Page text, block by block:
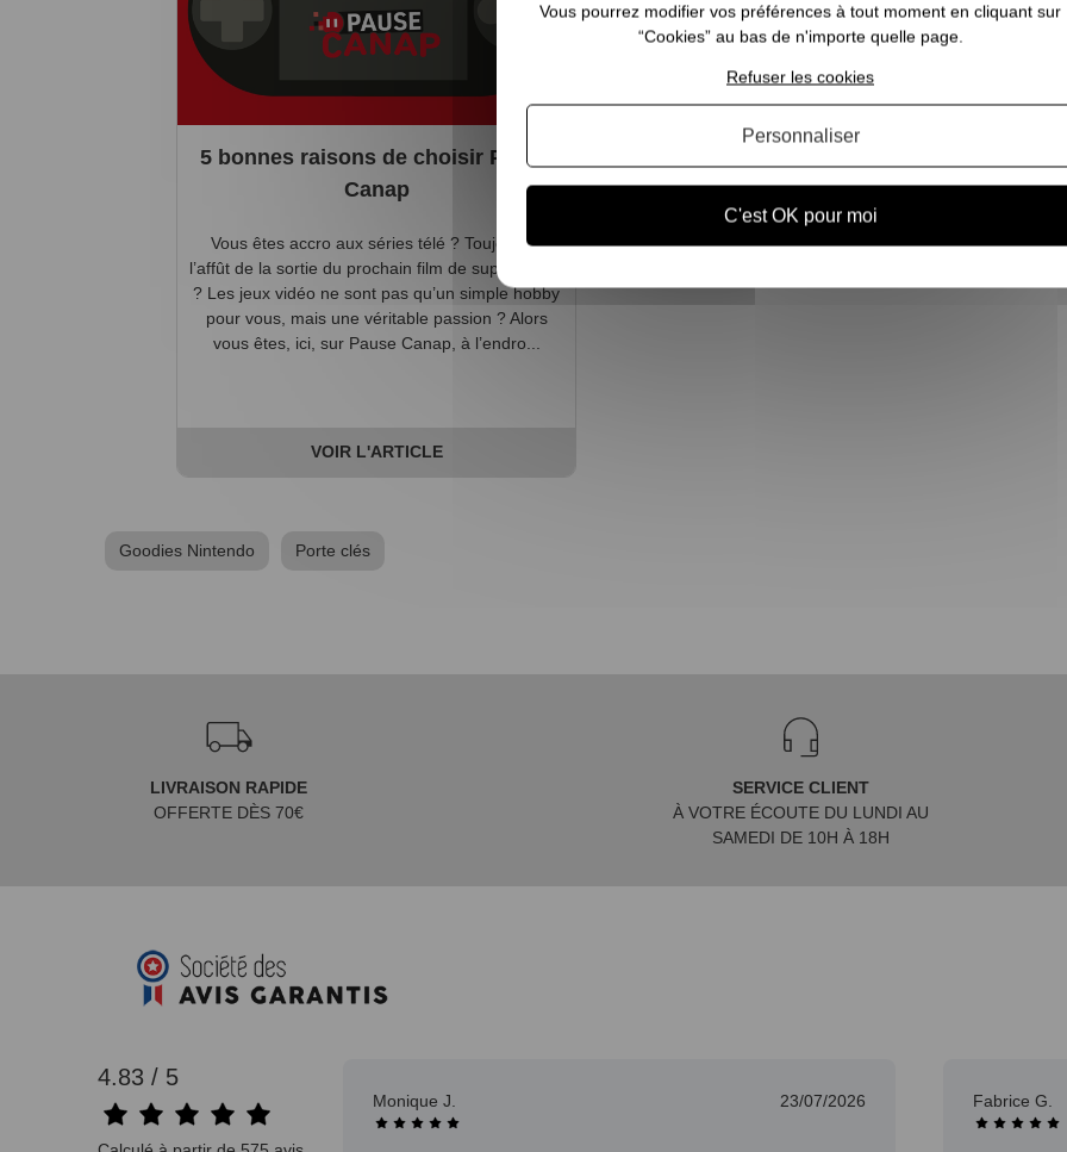
5 bonnes raisons de choisir Pause
Canap
Vous êtes accro aux séries télé ? Toujours à
l’affût de la sortie du prochain film de super-héros
? Les jeux vidéo ne sont pas qu’un simple hobby
pour vous, mais une véritable passion ? Alors
vous êtes, ici, sur Pause Canap, à l’endro...
VOIR L'ARTICLE
Goodies Nintendo Porte clés
LIVRAISON RAPIDE
OFFERTE DÈS 70€
SERVICE CLIENT
À VOTRE ÉCOUTE DU LUNDI AU
SAMEDI DE 10H À 18H
4.83 / 5
Monique J. 23/07/2026 Fabrice G.
Vous pourrez modifier vos préférences à tout moment en cliquant sur
“Cookies” au bas de n'importe quelle page.
C'est OK pour moi
Refuser les cookies
Personnaliser